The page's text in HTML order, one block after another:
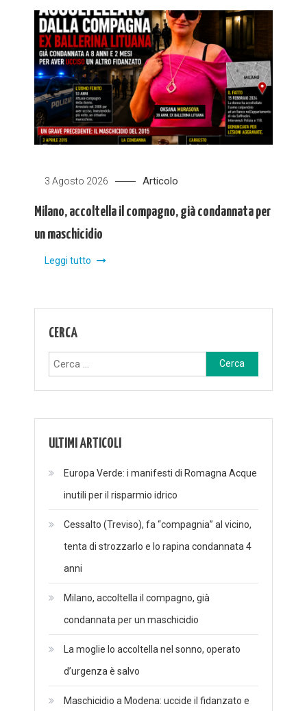
3 Agosto 2026 Articolo
Milano, accoltella il compagno, già condannata per
un maschicidio
Leggi tutto
CERCA
Ricerca
per:
ULTIMI ARTICOLI
Europa Verde: i manifesti di Romagna Acque
inutili per il risparmio idrico
Cessalto (Treviso), fa “compagnia” al vicino,
tenta di strozzarlo e lo rapina condannata 4
anni
Milano, accoltella il compagno, già
condannata per un maschicidio
La moglie lo accoltella nel sonno, operato
d’urgenza è salvo
Maschicidio a Modena: uccide il fidanzato e